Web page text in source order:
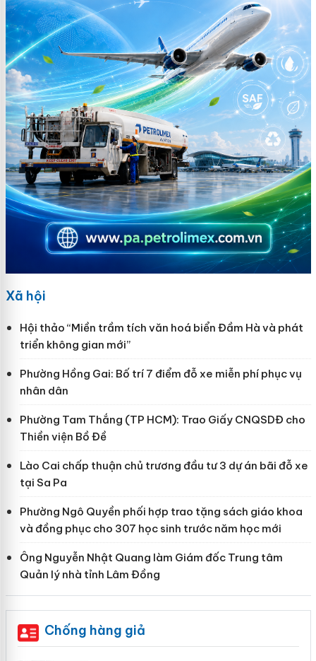
Xã hội
Hội thảo “Miền trầm tích văn hoá biển Đầm Hà và phát
triển không gian mới”
Phường Hồng Gai: Bố trí 7 điểm đỗ xe miễn phí phục vụ
nhân dân
Phường Tam Thắng (TP HCM): Trao Giấy CNQSDĐ cho
Thiền viện Bồ Đề
Lào Cai chấp thuận chủ trương đầu tư 3 dự án bãi đỗ xe
tại Sa Pa
Phường Ngô Quyền phối hợp trao tặng sách giáo khoa
và đồng phục cho 307 học sinh trước năm học mới
Ông Nguyễn Nhật Quang làm Giám đốc Trung tâm
Quản lý nhà tỉnh Lâm Đồng
Chống hàng giả